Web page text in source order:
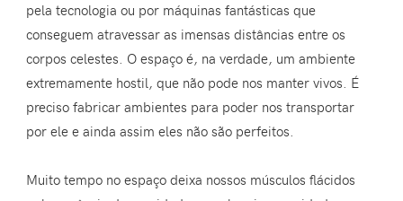
pela tecnologia ou por máquinas fantásticas que
conseguem atravessar as imensas distâncias entre os
corpos celestes. O espaço é, na verdade, um ambiente
extremamente hostil, que não pode nos manter vivos. É
preciso fabricar ambientes para poder nos transportar
por ele e ainda assim eles não são perfeitos.
Muito tempo no espaço deixa nossos músculos flácidos